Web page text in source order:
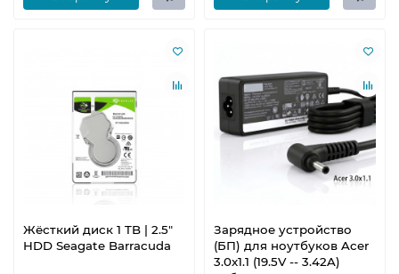
Жёсткий диск 1 TB | 2.5"
HDD Seagate Barracuda
Зарядное устройство
(БП) для ноутбуков Acer
3.0x1.1 (19.5V -- 3.42A)